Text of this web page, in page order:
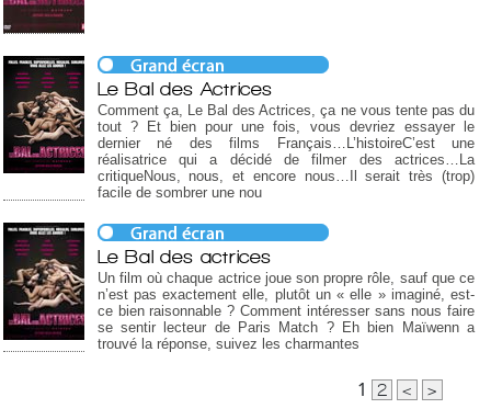
Le Bal des Actrices
Comment ça, Le Bal des Actrices, ça ne vous tente pas du
tout ? Et bien pour une fois, vous devriez essayer le
dernier né des films Français…L’histoireC’est une
réalisatrice qui a décidé de filmer des actrices…La
critiqueNous, nous, et encore nous…Il serait très (trop)
facile de sombrer une nou
Le Bal des actrices
Un film où chaque actrice joue son propre rôle, sauf que ce
n’est pas exactement elle, plutôt un « elle » imaginé, est-
ce bien raisonnable ? Comment intéresser sans nous faire
se sentir lecteur de Paris Match ? Eh bien Maïwenn a
trouvé la réponse, suivez les charmantes
1 2 < >